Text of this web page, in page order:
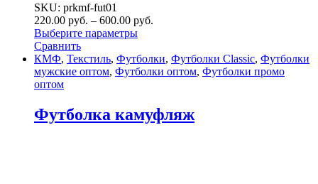
SKU: prkmf-fut01
220.00 руб. – 600.00 руб.
Выберите параметры
Сравнить
КМФ, Текстиль, Футболки, Футболки Classic, Футболки
мужские оптом, Футболки оптом, Футболки промо
оптом
Футболка камуфляж